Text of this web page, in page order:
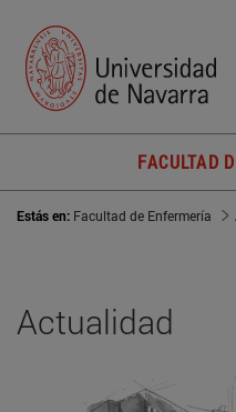
FACULTAD
Estás en: Facultad de Enfermería
Actualidad